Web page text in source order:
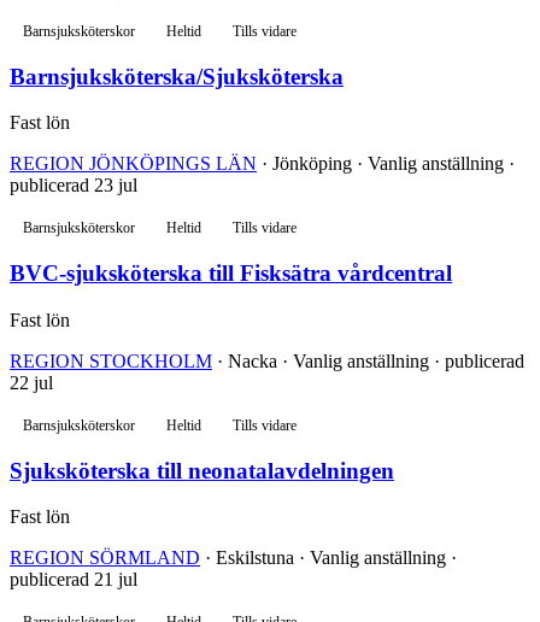
Barnsjuksköterskor Heltid Tills vidare
Barnsjuksköterska/Sjuksköterska
Fast lön
REGION JÖNKÖPINGS LÄN · Jönköping · Vanlig anställning ·
publicerad 23 jul
Barnsjuksköterskor Heltid Tills vidare
BVC-sjuksköterska till Fisksätra vårdcentral
Fast lön
REGION STOCKHOLM · Nacka · Vanlig anställning · publicerad
22 jul
Barnsjuksköterskor Heltid Tills vidare
Sjuksköterska till neonatalavdelningen
Fast lön
REGION SÖRMLAND · Eskilstuna · Vanlig anställning ·
publicerad 21 jul